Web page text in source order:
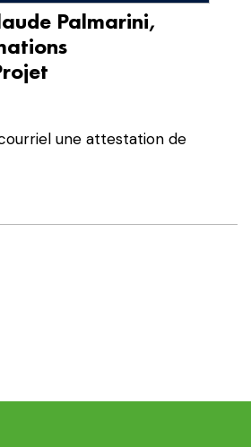
Palmarini,
une attestation de